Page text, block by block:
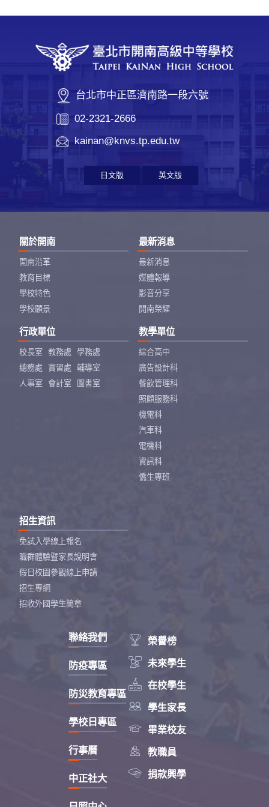
台北市中正區濟南路一段六號
02-2321-2666
kainan@knvs.tp.edu.tw
日文版 英文版
關於開南
開南沿革
教育目標
學校特色
學校願景
最新消息
最新消息
媒體報導
影音分享
開南榮耀
行政單位
校長室 教務處
學務處
總務處
實習處
輔導室
人事室
會計室 圖書室
教學單位
綜合高中
廣告設計科
餐飲管理科
照顧服務科
機電科
汽車科
電機科
資訊科
僑生專班
招生資訊
免試入學線上報名
職群體驗暨家長說明會
假日校園參觀線上申請
招生專網
招收外國學生簡章
 榮譽榜
 未來學生
 在校學生
 學生家長
 畢業校友
 教職員
 捐款興學
聯絡我們
防疫專區
防災教育專區
學校日專區
行事曆
中正社大